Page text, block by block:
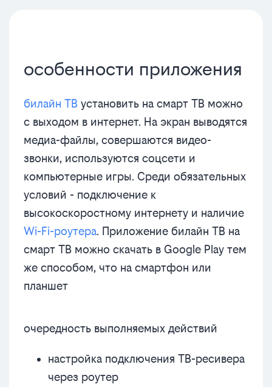
особенности приложения
билайн ТВ установить на смарт ТВ можно
с выходом в интернет. На экран выводятся
медиа-файлы, совершаются видео-
звонки, используются соцсети и
компьютерные игры. Среди обязательных
условий - подключение к
высокоскоростному интернету и наличие
Wi-Fi-роутера. Приложение билайн ТВ на
смарт ТВ можно скачать в Google Play тем
же способом, что на смартфон или
планшет
очередность выполняемых действий
настройка подключения ТВ-ресивера
через роутер